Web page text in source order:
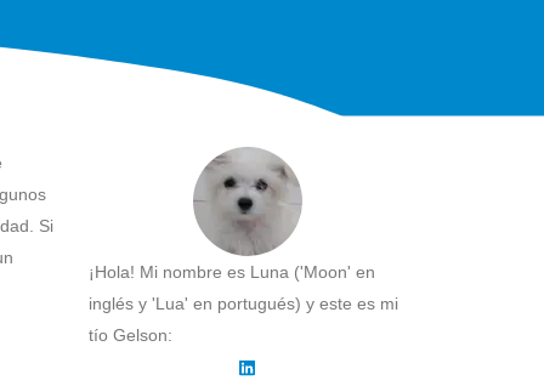
Si
¡Hola! Mi nombre es Luna ('Moon' en
inglés y 'Lua' en portugués) y este es mi
tío Gelson: